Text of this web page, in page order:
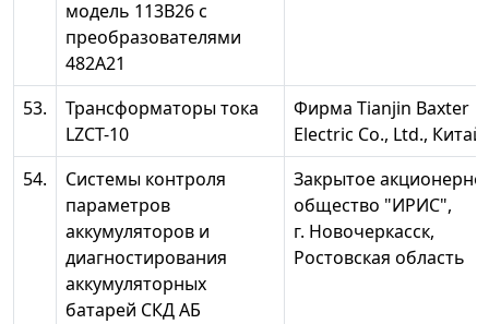
модель 113В26 с
преобразователями
482А21
53.
Трансформаторы тока
LZCT-10
Фирма Tianjin Baxter
Electric Co., Ltd., Китай
54.
Системы контроля
параметров
аккумуляторов и
диагностирования
аккумуляторных
батарей СКД АБ
Закрытое
общество "ИРИС",
г. Новочеркасск,
Ростовская область